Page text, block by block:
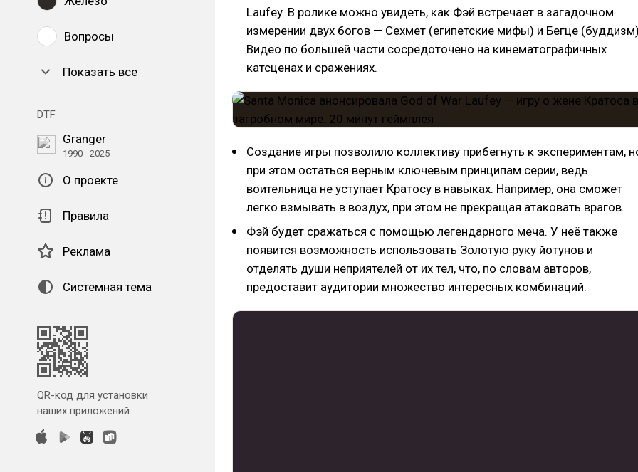
Вопросы
Показать все
DTF
Granger
1990 - 2025
О проекте
Правила
Реклама
Системная тема
QR-код для установки
наших приложений.
Laufey. В ролике можно увидеть, как Фэй встречает в загадочном
измерении двух богов — Сехмет (египетские мифы) и Бегце
Видео по большей части сосредоточено на кинематографичных
катсценах и сражениях.
Создание игры позволило коллективу прибегнуть к экспериментам,
при этом остаться верным ключевым принципам серии, ведь
воительница не уступает Кратосу в навыках. Например, она сможет
легко взмывать в воздух, при этом не прекращая атаковать врагов.
Фэй будет сражаться с помощью легендарного меча. У неё также
появится возможность использовать Золотую руку йотунов и
отделять души неприятелей от их тел, что, по словам авторов,
предоставит аудитории множество интересных комбинаций.